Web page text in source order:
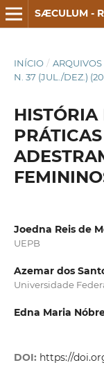
SÆCULUM -
INÍCIO / ARQUIVOS
N. 37 (JUL./DEZ.)
HISTÓRIA
Joedna Reis de
UEPB
Azemar dos
Universidade
Edna Maria
DOI: https://